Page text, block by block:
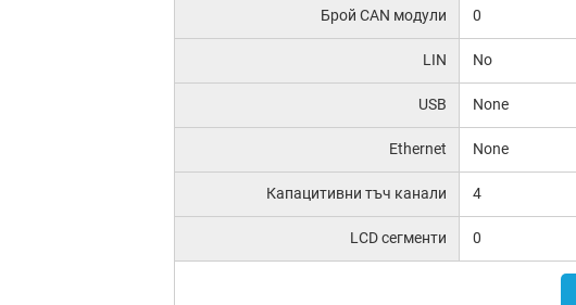
Брой CAN модули 0
LIN No
USB None
Ethernet None
Капацитивни тъч канали 4
LCD сегменти 0